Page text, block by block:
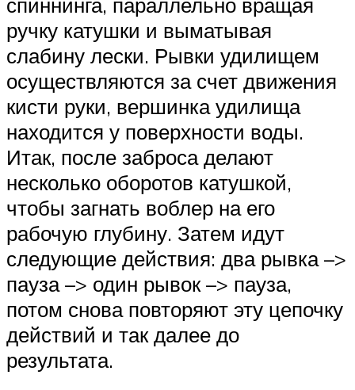
ручку катушки и выматывая
слабину лески. Рывки удилищем
осуществляются за счет движения
кисти руки, вершинка удилища
находится у поверхности воды.
Итак, после заброса делают
несколько оборотов катушкой,
чтобы загнать воблер на его
рабочую глубину. Затем идут
следующие действия: два рывка –>
пауза –> один рывок –> пауза,
потом снова повторяют эту цепочку
действий и так далее до
результата.